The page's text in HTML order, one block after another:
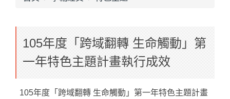
105年度「跨域翻轉 生命觸動」第
一年特色主題計畫執行成效
105年度「跨域翻轉 生命觸動」第一年特色主題計畫